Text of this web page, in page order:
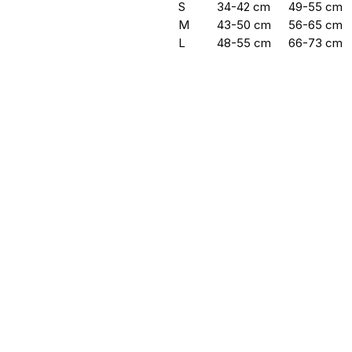
S
34-42 cm 49-55 cm
M
43-50 cm 56-65 cm
L
48-55 cm 66-73 cm